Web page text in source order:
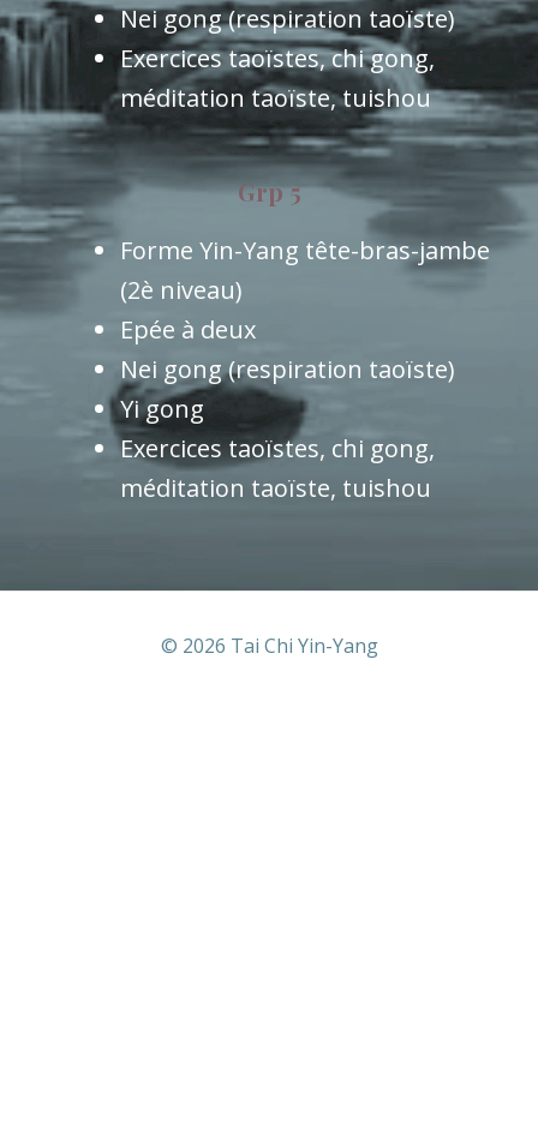
Nei gong (respiration taoïste)
Exercices taoïstes, chi gong,
méditation taoïste, tuishou
Grp 5
Forme Yin-Yang tête-bras-jambe
(2è niveau)
Epée à deux
Nei gong (respiration taoïste)
Yi gong
Exercices taoïstes, chi gong,
méditation taoïste, tuishou
© 2026 Tai Chi Yin-Yang